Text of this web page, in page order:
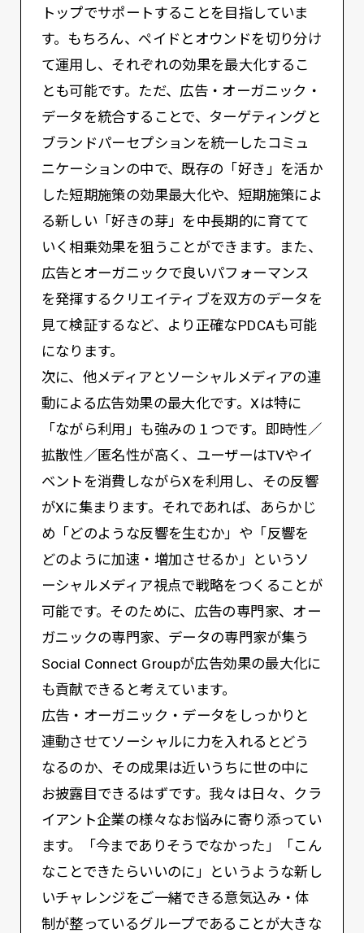
トップでサポートすることを目指していま
す。もちろん、ペイドとオウンドを切り分け
て運用し、それぞれの効果を最大化するこ
とも可能です。ただ、広告・オーガニック・
データを統合することで、ターゲティングと
ブランドパーセプションを統一したコミュ
ニケーションの中で、既存の「好き」を活か
した短期施策の効果最大化や、短期施策によ
る新しい「好きの芽」を中長期的に育てて
いく相乗効果を狙うことができます。また、
広告とオーガニックで良いパフォーマンス
を発揮するクリエイティブを双方のデータを
見て検証するなど、より正確なPDCAも可能
になります。
次に、他メディアとソーシャルメディアの連
動による広告効果の最大化です。Xは特に
「ながら利用」も強みの１つです。即時性／
拡散性／匿名性が高く、ユーザーはTVやイ
ベントを消費しながらXを利用し、その反響
がXに集まります。それであれば、あらかじ
め「どのような反響を生むか」や「反響を
どのように加速・増加させるか」というソ
ーシャルメディア視点で戦略をつくることが
可能です。そのために、広告の専門家、オー
ガニックの専門家、データの専門家が集う
Social Connect Groupが広告効果の最大化に
も貢献できると考えています。
広告・オーガニック・データをしっかりと
連動させてソーシャルに力を入れるとどう
なるのか、その成果は近いうちに世の中に
お披露目できるはずです。我々は日々、クラ
イアント企業の様々なお悩みに寄り添ってい
ます。「今までありそうでなかった」「こん
なことできたらいいのに」というような新し
いチャレンジをご一緒できる意気込み・体
制が整っているグループであることが大きな